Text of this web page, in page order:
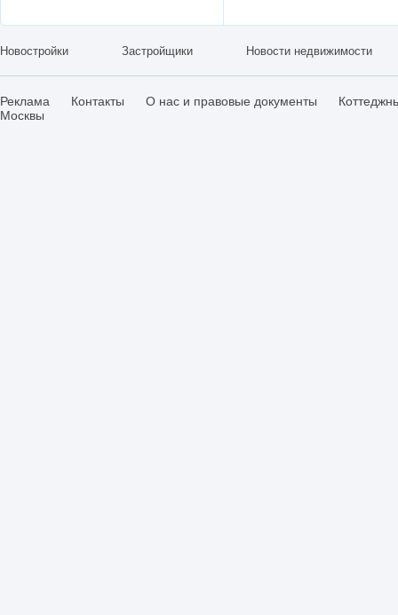
Новостройки Застройщики Новости недвижимости
Реклама Контакты О нас и правовые документы
Москвы